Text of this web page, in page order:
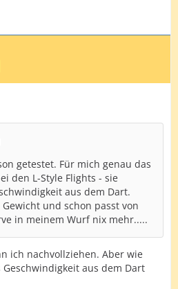
getestet. Für mich genau das
den L-Style Flights - sie
aus dem Dart.
und schon passt von
in meinem Wurf nix mehr.....
ich nachvollziehen. Aber wie
aus dem Dart